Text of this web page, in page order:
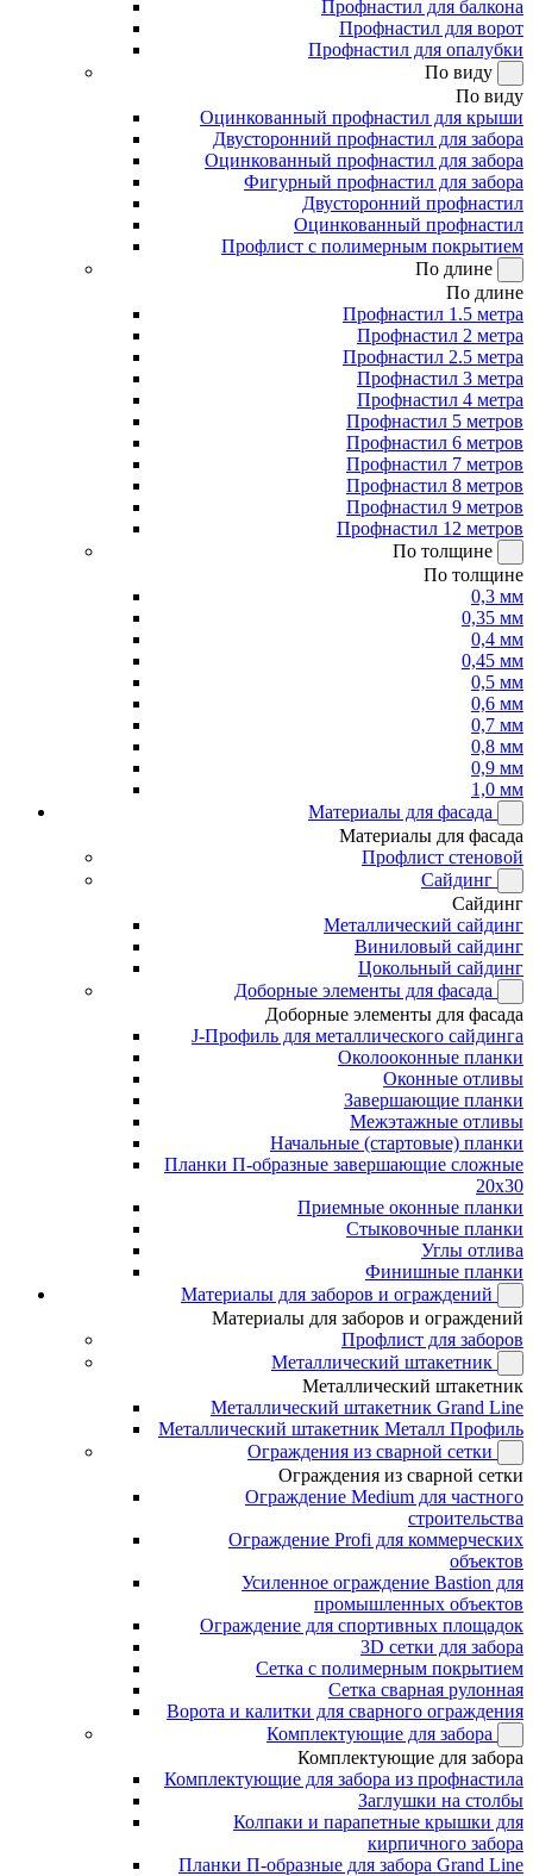
Профнастил для балкона
Профнастил для ворот
Профнастил для опалубки
По виду
По виду
Оцинкованный профнастил для крыши
Двусторонний профнастил для забора
Оцинкованный профнастил для забора
Фигурный профнастил для забора
Двусторонний профнастил
Оцинкованный профнастил
Профлист с полимерным покрытием
По длине
По длине
Профнастил 1.5 метра
Профнастил 2 метра
Профнастил 2.5 метра
Профнастил 3 метра
Профнастил 4 метра
Профнастил 5 метров
Профнастил 6 метров
Профнастил 7 метров
Профнастил 8 метров
Профнастил 9 метров
Профнастил 12 метров
По толщине
По толщине
0,3 мм
0,35 мм
0,4 мм
0,45 мм
0,5 мм
0,6 мм
0,7 мм
0,8 мм
0,9 мм
1,0 мм
Материалы для фасада
Материалы для фасада
Профлист стеновой
Сайдинг
Сайдинг
Металлический сайдинг
Виниловый сайдинг
Цокольный сайдинг
Доборные элементы для фасада
Доборные элементы для фасада
J-Профиль для металлического сайдинга
Околооконные планки
Оконные отливы
Завершающие планки
Межэтажные отливы
Начальные (стартовые) планки
Планки П-образные завершающие сложные
20x30
Приемные оконные планки
Стыковочные планки
Углы отлива
Финишные планки
Материалы для заборов и ограждений
Материалы для заборов и ограждений
Профлист для заборов
Металлический штакетник
Металлический штакетник
Металлический штакетник Grand Line
Металлический штакетник Металл Профиль
Ограждения из сварной сетки
Ограждения из сварной сетки
Ограждение Medium для частного
строительства
Ограждение Profi для коммерческих
объектов
Усиленное ограждение Bastion для
промышленных объектов
Ограждение для спортивных площадок
3D сетки для забора
Сетка с полимерным покрытием
Сетка сварная рулонная
Ворота и калитки для сварного ограждения
Комплектующие для забора
Комплектующие для забора
Комплектующие для забора из профнастила
Заглушки на столбы
Колпаки и парапетные крышки для
кирпичного забора
Планки П-образные для забора Grand Line